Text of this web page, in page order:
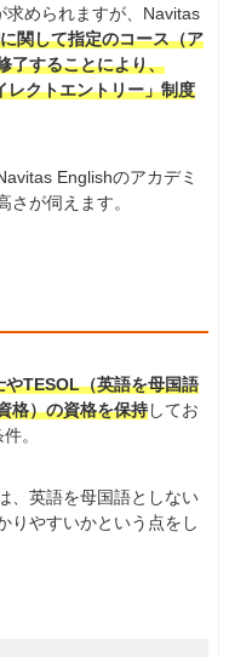
求められますが、Navitas
関して指定のコース（ア
了することにより、
レクトエントリー」制度
Englishのアカデミ
さが伺えます。
TESOL（英語を母国語
格）の資格を保持 してお
。
、英語を母国語としない
りやすいかという点をし